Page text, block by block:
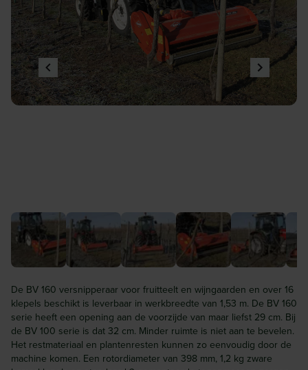
De BV 160 versnipperaar voor fruitteelt en wijngaarden en over 16
klepels beschikt is leverbaar in werkbreedte van 1,53 m. De BV 160
serie heeft een opening aan de voorzijde van maar liefst 29 cm. Bij
de BV 100 serie is dat 32 cm. Minder ruimte is niet aan te bevelen.
Het restmateriaal en plantenresten kunnen zo eenvoudig door de
machine komen. Een rotordiameter van 398 mm, 1,2 kg zware